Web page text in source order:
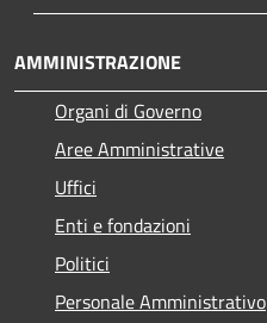
AMMINISTRAZIONE
Organi di Governo
Aree Amministrative
Uffici
Enti e fondazioni
Politici
Personale Amministrativo